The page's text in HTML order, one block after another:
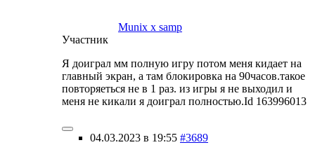
Munix x samp
Участник
Я доиграл мм полную игру потом меня кидает на
главный экран, а там блокировка на 90часов.такое
повторяеться не в 1 раз. из игры я не выходил и
меня не кикали я доиграл полностью.Id 163996013
04.03.2023 в 19:55 #3689